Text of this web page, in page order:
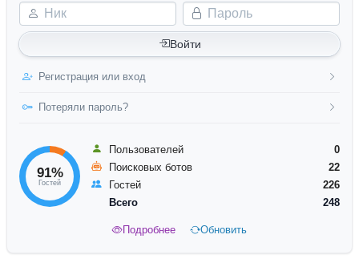
Ник Пароль
Войти
Регистрация или вход
Потеряли пароль?
91%
Гостей
Пользователей
0
Поисковых ботов
22
Гостей
226
Всего
248
Подробнее Обновить